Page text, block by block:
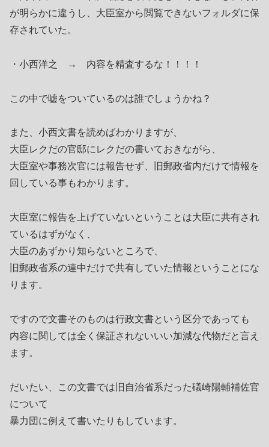
が明らかに違うし、大臣室から閲覧できないフォルダに保
存されていた。
・小西洋之 → 内容を精査するな！！！！
この中で嘘をついているのは誰でしょうかね？
また、小西文書を読めばわかりますが、
大臣レクだの官邸にレクだの書いておきながら、
大臣室や事務次官には報告せず、旧郵政省内だけで情報を
回している事もわかります。
大臣室に報告を上げていないということは大臣に共有され
ているはずがなく、
大臣のあずかり知らないところで、
旧郵政省系の連中だけで共有していた情報ということにな
ります。
ですので文書そのものは行政文書という区分であっても
内容に関しては全く保証されないいい加減な代物だと言え
ます。
だいたい、この文書では旧自治省系だった礒崎陽輔補佐官
について
暴力団に例えて書いたりもしています。